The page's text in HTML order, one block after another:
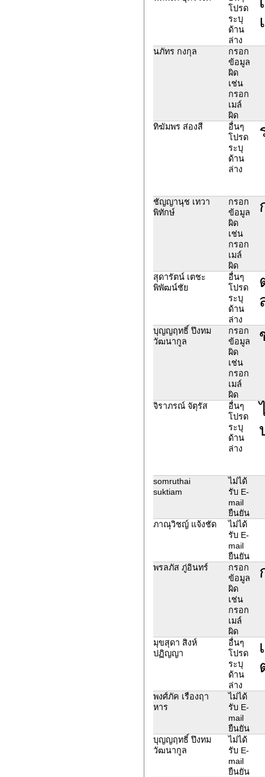
โปรด
ระบุ
ด้าน
ล่าง
นภัทร กงกุล
กรอก
ข้อมูล
ผิด
เช่น
กรอก
เมล์
ผิด
ทิฆัมพร ส่องสี
อื่นๆ
โปรด
ระบุ
ด้าน
ล่าง
ชัญญานุช เทวา
พิทักษ์
กรอก
ข้อมูล
ผิด
เช่น
กรอก
เมล์
ผิด
สุดารัตน์ เตชะ
พิพัฒน์ชัย
อื่นๆ
โปรด
ระบุ
ด้าน
ล่าง
บุญญฤทธิ์ ปึงทม
วัฒนากูล
กรอก
ข้อมูล
ผิด
เช่น
กรอก
เมล์
ผิด
จิราภรณ์ จัตุรัส
อื่นๆ
โปรด
ระบุ
ด้าน
ล่าง
somruthai
suktiam
ไม่ได้
รับ E-
mail
ยืนยัน
ภาณุวิชญ์ แจ้งชัด
ไม่ได้
รับ E-
mail
ยืนยัน
พรลภัส ภู่อินทร์
กรอก
ข้อมูล
ผิด
เช่น
กรอก
เมล์
ผิด
มุขสุดา สิงห์
ปฏิญญา
อื่นๆ
โปรด
ระบุ
ด้าน
ล่าง
พงศ์ภัค เรืองฤา
หาร
ไม่ได้
รับ E-
mail
ยืนยัน
บุญญฤทธิ์ ปึงทม
วัฒนากูล
ไม่ได้
รับ E-
mail
ยืนยัน